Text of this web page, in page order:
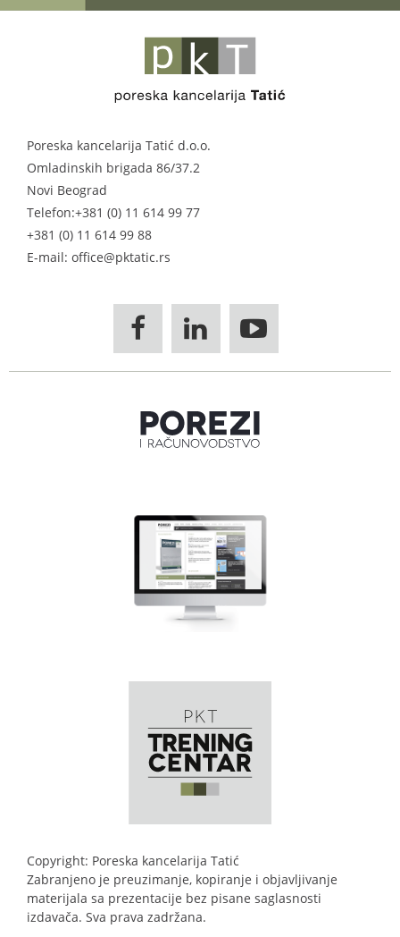
Poreska kancelarija Tatić d.o.o.
Omladinskih brigada 86/37.2
Novi Beograd
Telefon:+381 (0) 11 614 99 77
+381 (0) 11 614 99 88
E-mail: office@pktatic.rs
  
Copyright: Poreska kancelarija Tatić
Zabranjeno je preuzimanje, kopiranje i objavljivanje
materijala sa prezentacije bez pisane saglasnosti
izdavača. Sva prava zadržana.